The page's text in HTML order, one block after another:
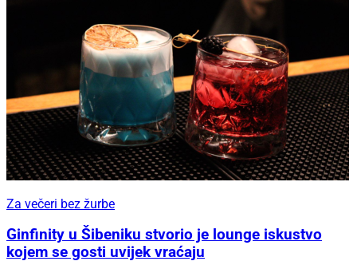
Za večeri bez žurbe
Ginfinity u Šibeniku stvorio je lounge iskustvo
kojem se gosti uvijek vraćaju